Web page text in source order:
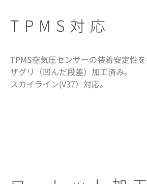
TPMS対応
TPMS空気圧センサーの装着安定性
ザグリ（凹んだ段差）加工済み。
スカイライン(V37）対応。